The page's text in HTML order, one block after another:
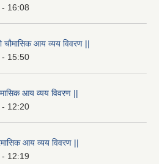
16:08
आय व्यय विवरण ||
15:50
आय व्यय विवरण ||
12:20
आय व्यय विवरण ||
12:19